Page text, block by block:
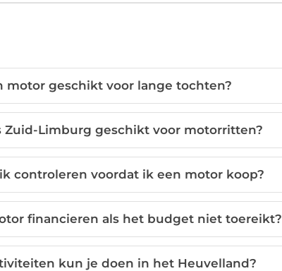
motor geschikt voor lange tochten?
Zuid-Limburg geschikt voor motorritten?
controleren voordat ik een motor koop?
financieren als het budget niet toereikt?
kun je doen in het Heuvelland?